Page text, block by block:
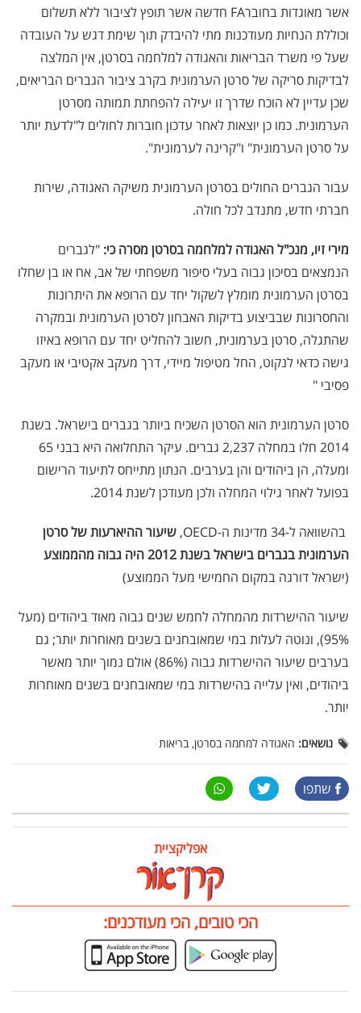
אשר מאוגדות בחוברFA חדשה אשר תופץ לציבור ללא תשלום
וכוללת הנחיות מעודכנות מתי להיבדק תוך שימת דגש על העובדה
שעל פי משרד הבריאות והאגודה למלחמה בסרטן, אין המלצה
לבדיקות סריקה של סרטן הערמונית בקרב ציבור הגברים הבריאים,
שכן עדיין לא הוכח שדרך זו יעילה להפחתת תמותה מסרטן
הערמונית. כמו כן יוצאות לאחר עדכון חוברות לחולים ל"לדעת יותר
על סרטן הערמונית" ו"קרינה לערמונית".
עבור הגברים החולים בסרטן הערמונית משיקה האגודה, שירות
חברתי חדש, מתנדב לכל חולה.
מירי זיו, מנכ"ל האגודה למלחמה בסרטן מסרה כי: "לגברים
הנמצאים בסיכון גבוה בעלי סיפור משפחתי של אב, אח או בן שחלו
בסרטן הערמונית מומלץ לשקול יחד עם הרופא את היתרונות
והחסרונות שבביצוע בדיקות האבחון לסרטן הערמונית ובמקרה
שהתגלה, סרטן בערמונית, חשוב להחליט יחד עם הרופא באיזו
גישה כדאי לנקוט, החל מטיפול מיידי, דרך מעקב אקטיבי או מעקב
פסיבי "
סרטן הערמונית הוא הסרטן השכיח ביותר בגברים בישראל. בשנת
2014 חלו במחלה 2,237 גברים. עיקר התחלואה היא בבני 65
ומעלה, הן ביהודים והן בערבים. הנתון מתייחס לתיעוד הרישום
בפועל לאחר גילוי המחלה ולכן מעודכן לשנת 2014.
 בהשוואה ל-34 מדינות ה-OECD,
שיעור ההיארעות של סרטן
הערמונית בגברים בישראל בשנת 2012 היה גבוה מהממוצע
(ישראל דורגה במקום החמישי מעל הממוצע)
שיעור ההישרדות מהמחלה לחמש שנים גבוה מאוד ביהודים (מעל
95%), ונוטה לעלות במי שמאובחנים בשנים מאוחרות יותר; גם
בערבים שיעור ההישרדות גבוה (86%) אולם נמוך יותר מאשר
ביהודים, ואין עלייה בהישרדות במי שמאובחנים בשנים מאוחרות
יותר.
נושאים: האגודה למחמה בסרטן, בריאות
שתפו
אפליקציית
הכי טובים, הכי מעודכנים: